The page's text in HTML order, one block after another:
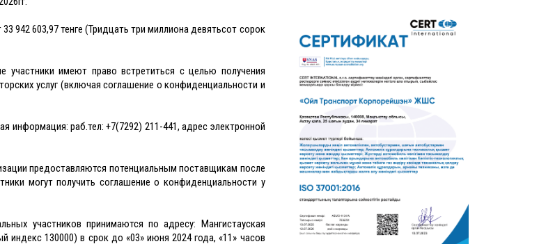
942 603,97 тенге (Тридцать три миллиона девятьсот сорок
участники имеют право встретиться с целью получения
услуг (включая соглашение о конфиденциальности и
информация: раб.тел: +7(7292) 211-441, адрес электронной
предоставляются потенциальным поставщикам после
могут получить соглашение о конфиденциальности у
участников принимаются по адресу: Мангистауская
индекс 130000) в срок до «03» июня 2024 года, «11» часов